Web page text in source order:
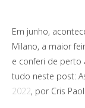
Em junho,
Milano, a maior
e conferi de perto
tudo neste post:
2022, por Cris